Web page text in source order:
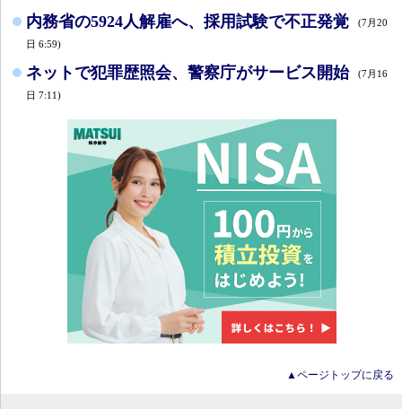
内務省の5924人解雇へ、採用試験で不正発覚
(7月20
日 6:59)
ネットで犯罪歴照会、警察庁がサービス開始
(7月16
日 7:11)
▲ページトップに戻る